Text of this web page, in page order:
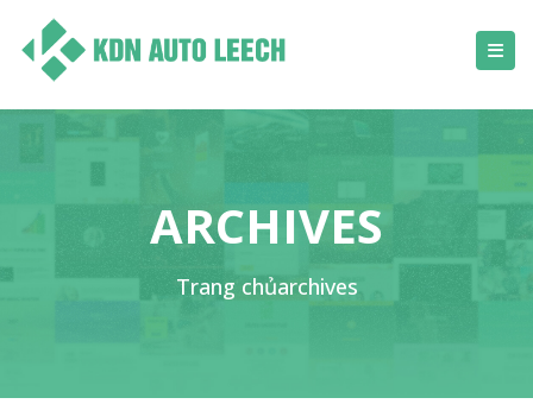
ARCHIVES
Trang chủarchives